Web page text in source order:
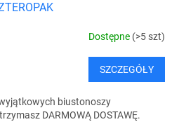
T
I
S
Dostępne (>5 szt)
SZCZEGÓŁY
biustonoszy
DARMOWĄ DOSTAWĘ.